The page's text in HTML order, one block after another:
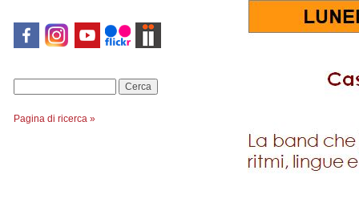
Pagina di ricerca »